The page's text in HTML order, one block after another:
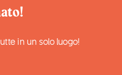
in un solo luogo!